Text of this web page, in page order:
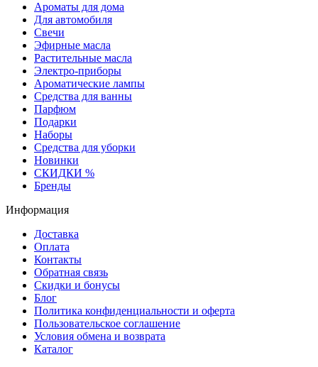
Ароматы для дома
Для автомобиля
Свечи
Эфирные масла
Растительные масла
Электро-приборы
Ароматические лампы
Средства для ванны
Парфюм
Подарки
Наборы
Средства для уборки
Новинки
СКИДКИ %
Бренды
Информация
Доставка
Оплата
Контакты
Обратная связь
Скидки и бонусы
Блог
Политика конфиденциальности и оферта
Пользовательское соглашение
Условия обмена и возврата
Каталог